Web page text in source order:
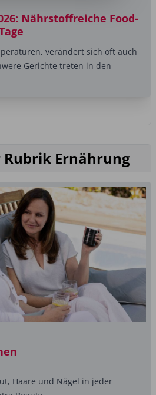
Nährstoffreiche Food-
verändert sich oft auch
Gerichte treten in den
Rubrik Ernährung
Haare und Nägel in jeder